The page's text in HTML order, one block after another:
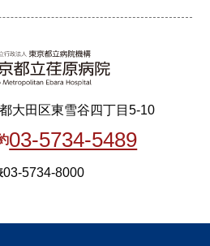
大田区東雪谷四丁目5-10
03-5734-5489
03-5734-8000